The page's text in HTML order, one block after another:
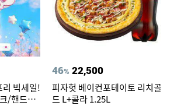
빅세일!
/핸드크
46% 22,500
피자헛 베이컨포테이토 리치골
드 L+콜라 1.25L